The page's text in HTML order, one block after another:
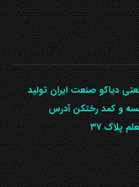
پلاک 55 کارگاه صنعتی دیاکو صنعت ایران تولید
و کمد رختکن آدرس
پلاک ۳۷